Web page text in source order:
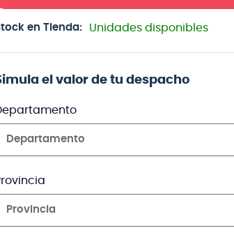
en Tienda: Unidades disponibles
el valor de tu despacho
Departamento
Provincia